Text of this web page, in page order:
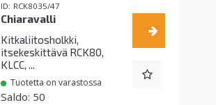
RCK8035/47
Chiaravalli
Kitkaliitosholkki,
itsekeskittävä RCK80,
KLCC, ...
Tuotetta on varastossa
50